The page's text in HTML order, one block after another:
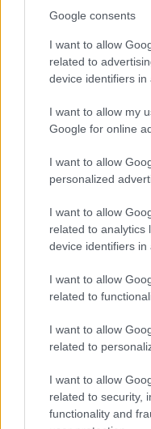
Google consents
I want to allow
related to
device identifiers in
I want to allow my
Google for online
I want to allow
personalized
I want to allow
related to analytics
device identifiers in
I want to allow
related to
I want to allow
related to
I want to allow
related to security,
functionality and
Az idei év leglassabb
Györfi Mihály több tucat
kerékpárgyár
41 fok fölé forrósodott
rekord is megdőlt
Egy telefonhívást akart,
A Tisza kormány
a közoktatásban –
munkáltatói jogaikat
Sok volt az igazolatlan
kapott, más fideszesek
további üzemeltetését
állapotban levő
élhető város